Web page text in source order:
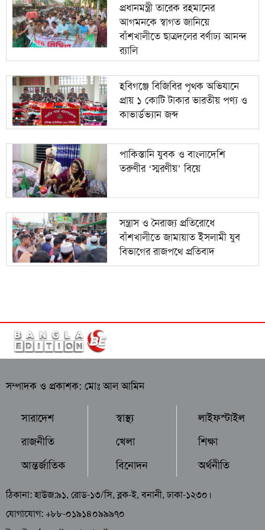
প্রধানমন্ত্রী তারেক রহমানের
আগমনকে স্বাগত জানিয়ে
বাঁশখালীতে ছাত্রদলের বর্ণাঢ্য আনন্দ
র‍্যালি
হবিগঞ্জে বিজিবির পৃথক অভিযানে
প্রায় ১ কোটি টাকার ভারতীয় পণ্য ও
কাভার্ডভ্যান জব্দ
পাকিস্তানি যুবক ও বাংলাদেশি
তরুণীর ‘স্মরণীয়’ বিয়ে
সন্ত্রাস ও নৈরাজ্য প্রতিরোধে
বাঁশখালীতে জামায়াত ইসলামী যুব
বিভাগের রাজপথে প্রতিবাদ
সম্পাদক ও প্রকাশক: মোঃ আল আমিন
সারাদেশ
রাজনীতি
আন্তর্জাতিক
স্বাস্থ্য
খেলা
বিনোদন
লাইফস্টাইল
শিক্ষা
অর্থনীতি
ঠিকানা: হাউজ:৯১, রোড-১৩/সি, ব্লক-ই, বনানী, ঢাকা-১২৩০।
যোগাযোগ: +৮৮-০১৯১৪০৯৯৯৭০